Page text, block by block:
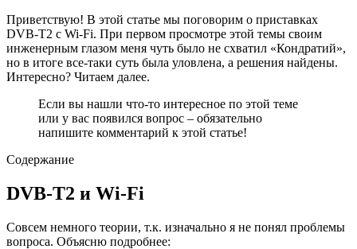
Приветствую! В этой статье мы поговорим о приставках
DVB-T2 с Wi-Fi. При первом просмотре этой темы своим
инженерным глазом меня чуть было не схватил «Кондратий»,
но в итоге все-таки суть была уловлена, а решения найдены.
Интересно? Читаем далее.
Если вы нашли что-то интересное по этой теме
или у вас появился вопрос – обязательно
напишите комментарий к этой статье!
Содержание
DVB-T2 и Wi-Fi
Совсем немного теории, т.к. изначально я не понял проблемы
вопроса. Объясню подробнее: